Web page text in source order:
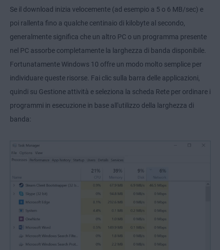
Se il download inizia velocemente (ad esempio a 5 o 6 MB/sec) e
poi rallenta fino a qualche centinaio di kilobyte al secondo,
generalmente significa che un altro PC o un programma presente
nel PC assorbe completamente la larghezza di banda disponibile.
Fortunatamente Windows 10 offre un modo molto semplice per
individuare queste risorse. Fai clic sulla barra delle applicazioni,
quindi su Gestione attività e seleziona la scheda Rete per ordinare i
programmi in esecuzione in base all'utilizzo della larghezza di
banda: